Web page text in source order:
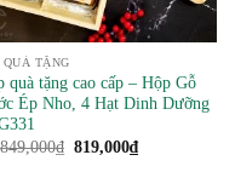
QUÀ TẶNG
quà tặng cao cấp – Hộp Gỗ
Ép Nho, 4 Hạt Dinh Dưỡng
849,000₫ Giá
819,000₫Giá
hiện